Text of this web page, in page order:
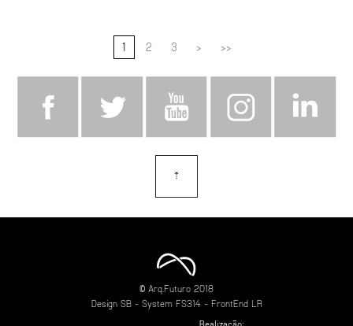
1 2 3 > >>
⇡
© Arq.Futuro 2018
Design SB- System FS314 - FrontEnd LR